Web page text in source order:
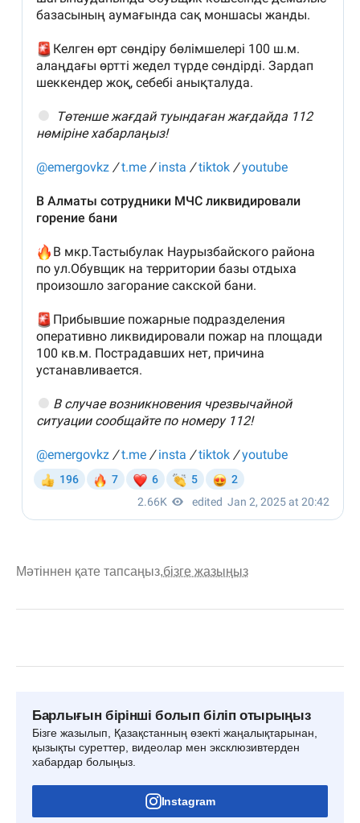
Мәтіннен қате тапсаңыз,бізге жазыңыз
Барлығын бірінші болып біліп отырыңыз
Бізге жазылып, Қазақстанның өзекті жаңалықтарынан,
қызықты суреттер, видеолар мен эксклюзивтерден
хабардар болыңыз.
Instagram